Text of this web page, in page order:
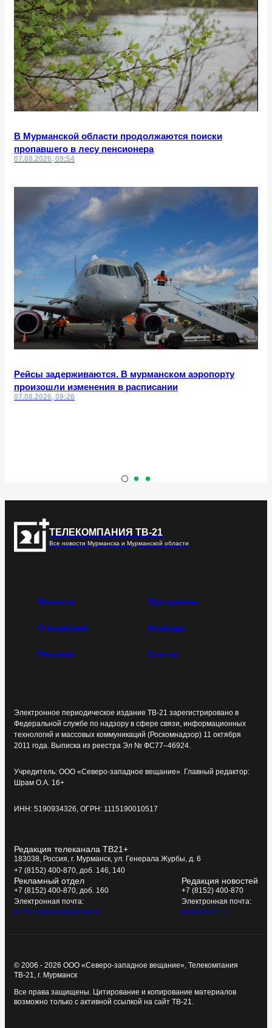
В Мурманской области продолжаются поиски
пропавшего в лесу пенсионера
07.08.2026, 09:54
Рейсы задерживаются. В мурманском аэропорту
произошли изменения в расписании
07.08.2026, 09:26
ТЕЛЕКОМПАНИЯ ТВ-21
Все новости Мурманска и Мурманской области
Новости Программы
О компании Команда
Реклама Статьи
Электронное периодическое издание ТВ-21 зарегистрировано в
Федеральной службе по надзору в сфере связи, информационных
технологий и массовых коммуникаций (Роскомнадзор) 11 октября
2011 года. Выписка из реестра Эл № ФС77–46924.
Учредитель: ООО «Северо-западное вещание». Главный редактор:
Шрам О.А. 16+
ИНН: 5190934326, ОГРН: 1115190010517
Редакция телеканала ТВ21+
183038, Россия, г. Мурманск, ул. Генерала Журбы, д. 6
+7 (8152) 400-870, доб. 146, 140
Рекламный отдел
+7 (8152) 400-870, доб. 160
Электронная почта:
tv21kompania@yandex.ru
Редакция новостей
+7 (8152) 400-870
Электронная почта:
news@tv21.ru
© 2006 - 2026 ООО «Северо-западное вещание», Телекомпания
ТВ-21, г. Мурманск
Все права защищены. Цитирование и копирование материалов
возможно только с активной ссылкой на сайт ТВ-21.